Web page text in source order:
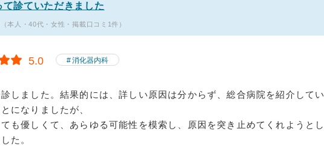
て診ていただきました
本人・40代・女性・掲載口コミ1件）
5.0 消化器内科
しました。結果的には、詳しい原因は分からず、総合病院を紹介してい
になりましたが、
も優しくて、あらゆる可能性を模索し、原因を突き止めてくれようとし
た。